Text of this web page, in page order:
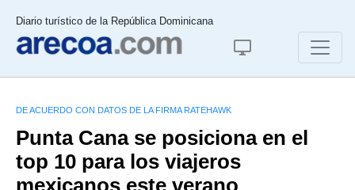
Diario turístico de la República Dominicana
DE ACUERDO CON DATOS DE LA FIRMA RATEHAWK
Punta Cana se posiciona en el
top 10 para los viajeros
mexicanos este verano